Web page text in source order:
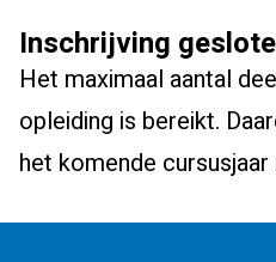
Inschrijving
Het maximaal aantal
opleiding is bereikt.
het komende